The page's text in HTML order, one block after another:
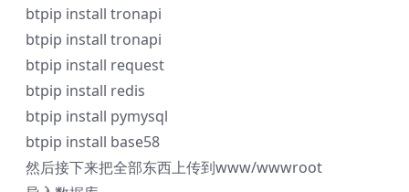
btpip install tronapi
btpip install tronapi
btpip install request
btpip install redis
btpip install pymysql
btpip install base58
然后接下来把全部东西上传到www/wwwroot